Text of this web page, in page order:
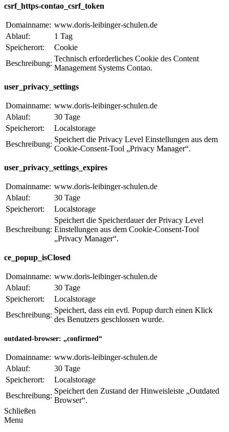
csrf_https-contao_csrf_token
Domainname: www.doris-leibinger-schulen.de
Ablauf:
1 Tag
Speicherort:
Cookie
Beschreibung:
Technisch erforderliches Cookie des Content
Management Systems Contao.
user_privacy_settings
Domainname: www.doris-leibinger-schulen.de
Ablauf:
30 Tage
Speicherort:
Localstorage
Beschreibung:
Speichert die Privacy Level Einstellungen aus dem
Cookie-Consent-Tool „Privacy Manager“.
user_privacy_settings_expires
Domainname: www.doris-leibinger-schulen.de
Ablauf:
30 Tage
Speicherort:
Localstorage
Beschreibung:
Speichert die Speicherdauer der Privacy Level
Einstellungen aus dem Cookie-Consent-Tool
„Privacy Manager“.
ce_popup_isClosed
Domainname: www.doris-leibinger-schulen.de
Ablauf:
30 Tage
Speicherort:
Localstorage
Beschreibung:
Speichert, dass ein evtl. Popup durch einen Klick
des Benutzers geschlossen wurde.
outdated-browser: „confirmed“
Domainname: www.doris-leibinger-schulen.de
Ablauf:
30 Tage
Speicherort:
Localstorage
Beschreibung:
Speichert den Zustand der Hinweisleiste „Outdated
Browser“.
Schließen
Menu